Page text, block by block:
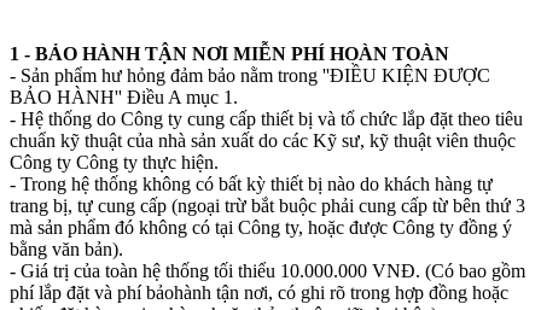
1 - BẢO HÀNH TẬN NƠI MIỄN PHÍ HOÀN TOÀN
- Sản phẩm hư hỏng đảm bảo nằm trong ''ĐIỀU KIỆN ĐƯỢC
BẢO HÀNH'' Điều A mục 1.
- Hệ thống do Công ty cung cấp thiết bị và tổ chức lắp đặt theo tiêu
chuẩn kỹ thuật của nhà sản xuất do các Kỹ sư, kỹ thuật viên thuộc
Công ty Công ty thực hiện.
- Trong hệ thống không có bất kỳ thiết bị nào do khách hàng tự
trang bị, tự cung cấp (ngoại trừ bắt buộc phải cung cấp từ bên thứ 3
mà sản phẩm đó không có tại Công ty, hoặc được Công ty đồng ý
bằng văn bản).
- Giá trị của toàn hệ thống tối thiểu 10.000.000 VNĐ. (Có bao gồm
phí lắp đặt và phí bảohành tận nơi, có ghi rõ trong hợp đồng hoặc